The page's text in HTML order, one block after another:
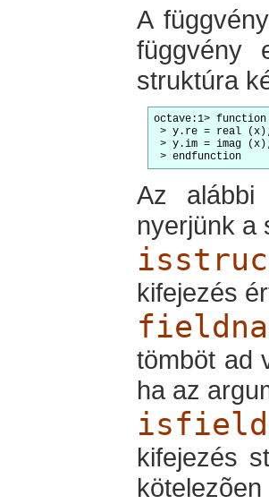
A
függvény
struktúra
octave:1>
> y.re = real
> y.im = imag
> endfunction
Az alábbi
nyerjünk a
kifejezés
tömböt ad
ha az
isfield
kifejezés